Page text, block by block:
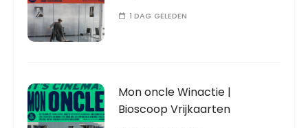
1 DAG GELEDEN
Mon oncle Winactie |
Bioscoop Vrijkaarten